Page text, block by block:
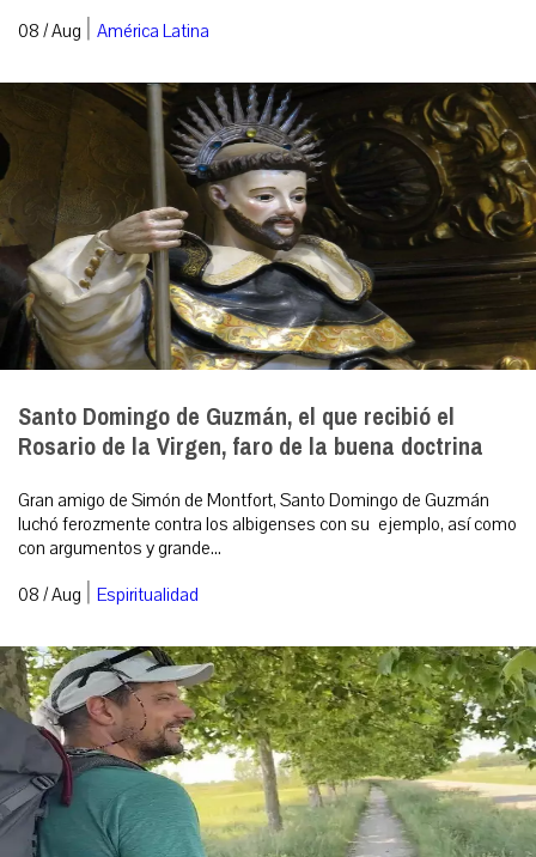
08 / Aug | América Latina
Santo Domingo de Guzmán, el que recibió el
Rosario de la Virgen, faro de la buena doctrina
Gran amigo de Simón de Montfort, Santo Domingo de Guzmán
luchó ferozmente contra los albigenses con su ejemplo, así como
con argumentos y grande...
08 / Aug | Espiritualidad